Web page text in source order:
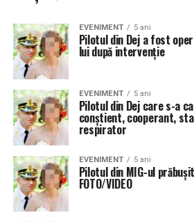
EVENIMENT 5 ani
Pilotul din Dej a fost
lui după intervenție
EVENIMENT 5 ani
Pilotul din Dej care s-a
conştient, cooperant,
respirator
EVENIMENT 5 ani
Pilotul din MIG-ul
FOTO/VIDEO